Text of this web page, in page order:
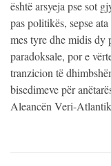
është arsyeja pse sot
pas politikës, sepse
mes tyre dhe midis dy
paradoksale, por e
tranzicion të
bisedimeve për
Aleancën Veri-